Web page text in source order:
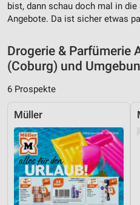
bist, dann schau doch mal in
Angebote. Da ist sicher etwas
Drogerie & Parfümerie
(Coburg) und
6 Prospekte
Müller
Messung der Werbeleistung
Analyse von Zielgruppen durch
Kombinationen von Daten aus
Quellen
Entwicklung und Verbesserung
Verwendung reduzierter Daten
Inhalten
IAB-Besonderheiten:
Verwendung genauer